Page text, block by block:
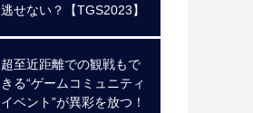
逃せない？【TGS2023】
超至近距離での観戦もで
きる“ゲームコミュニティ
イベント”が異彩を放つ！